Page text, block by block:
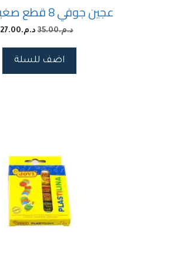
عجين جوفي 8 قطع صغيرة JOVI
د.م.35.00 د.م.27.00
اضف للسلة